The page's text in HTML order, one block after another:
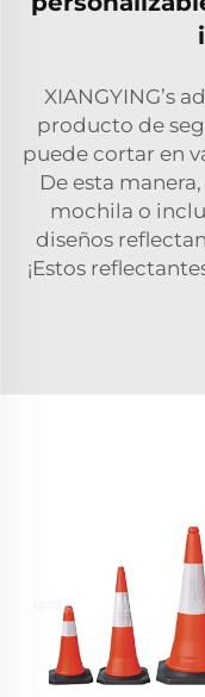
XIANGYING’s
producto de
puede cortar en
De esta
mochila o
diseños
¡Estos